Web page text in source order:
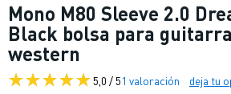
Mono M80 Sleeve 2.0
Black bolsa para
western
5,0 / 51 valoración deja tu